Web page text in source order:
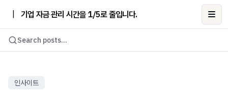
기업 자금 관리 시간을 1/5로 줄입니다.
Search posts...
인사이트